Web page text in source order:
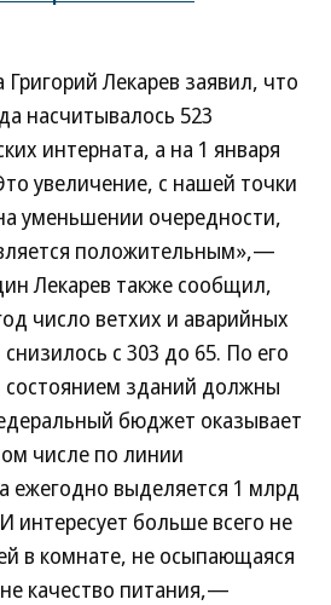
Лекарев заявил, что
насчитывалось 523
интерната, а на 1 января
увеличение, с нашей точки
уменьшении очередности,
положительным»,—
Лекарев также сообщил,
число ветхих и аварийных
с 303 до 65. По его
состоянием зданий должны
бюджет оказывает
числе по линии
ежегодно выделяется 1 млрд
интересует больше всего не
в комнате, не осыпающаяся
качество питания,—